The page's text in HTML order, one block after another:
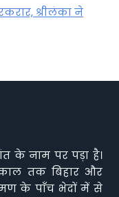
श्रीलंका ने
के नाम पर पड़ा है।
तक बिहार और
के पाँच भेदों में से